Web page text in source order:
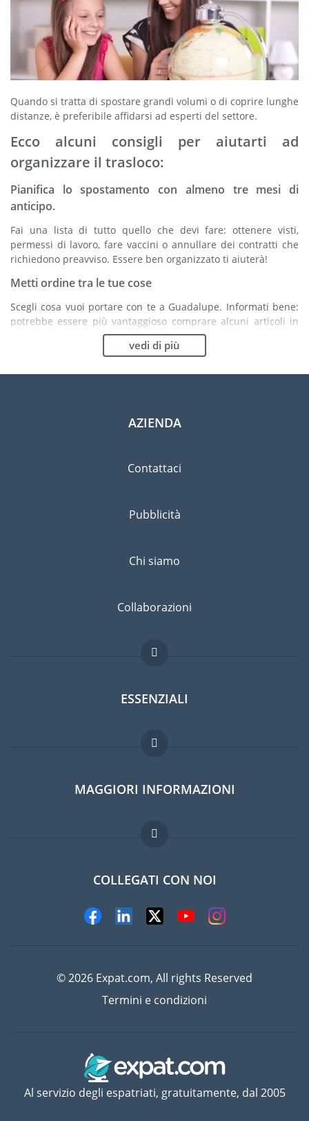
Quando si tratta di spostare grandi volumi o di coprire lunghe
distanze, è preferibile affidarsi ad esperti del settore.
Ecco alcuni consigli per aiutarti ad
organizzare il trasloco:
Pianifica lo spostamento con almeno tre mesi di
anticipo.
Fai una lista di tutto quello che devi fare: ottenere visti,
permessi di lavoro, fare vaccini o annullare dei contratti che
richiedono preavviso. Essere ben organizzato ti aiuterà!
Metti ordine tra le tue cose
Scegli cosa vuoi portare con te a Guadalupe. Informati bene:
potrebbe essere più vantaggioso comprare alcuni articoli in
Scegli la compagnia di traslochi più adatta ad
organizzare il tuo trasferimento a Guadalupe
Eliminare il rischio non è possibile quindi un'assicurazione
vedi di più
AZIENDA
Contattaci
Pubblicità
Chi siamo
Collaborazioni
ESSENZIALI
Forum per expat
Guida per expat
Lavori all'estero
MAGGIORI INFORMAZIONI
Domande frequenti
COLLEGATI CON NOI
© 2026 Expat.com, All rights Reserved
Termini e condizioni
Al servizio degli espatriati, gratuitamente, dal 2005